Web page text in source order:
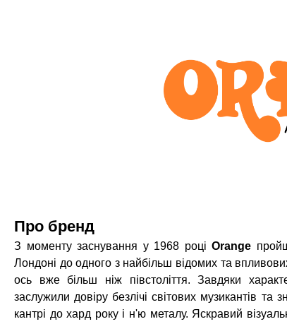
Про бренд
З моменту заснування у 1968 роціOrange
Лондоні до одного з найбільш відомих та
ось вже більш ніж півстоліття.Завдяки
заслужили довіру безлічі світових музикантів та
кантрі до хард року і н'ю металу. Яскравий